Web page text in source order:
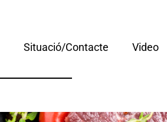
Situació/Contacte Video